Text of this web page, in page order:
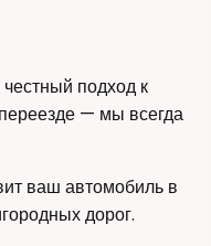
подход к
— мы всегда
ваш автомобиль в
дорог.